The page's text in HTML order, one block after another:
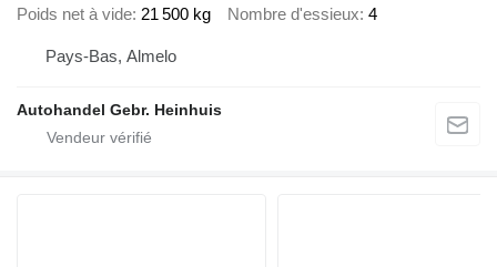
Poids net à vide 21 500 kg Nombre d'essieux 4
Pays-Bas, Almelo
Autohandel Gebr. Heinhuis